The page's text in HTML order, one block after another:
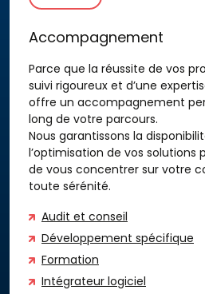
Accompagnement
Parce que la réussite de vos
suivi rigoureux et d’une
offre un accompagnement
long de votre parcours.
Nous garantissons la
l’optimisation de vos solutions
de vous concentrer sur votre
toute sérénité.
Audit et conseil
Développement spécifique
Formation
Intégrateur logiciel